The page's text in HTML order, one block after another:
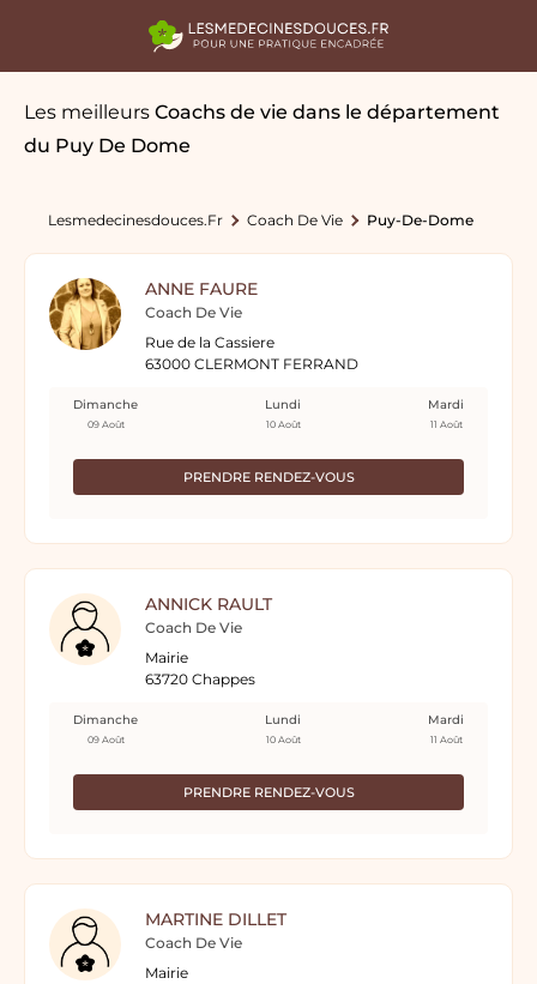
Les meilleurs Coachs de vie dans le département
du Puy De Dome
Lesmedecinesdouces.fr Coach De Vie Puy-De-Dome
ANNE FAURE
Coach De Vie
Rue de la Cassiere
63000 CLERMONT FERRAND
PRENDRE RENDEZ-VOUS
Dimanche
09 Août
Lundi
10 Août
Mardi
11 Août
ANNICK RAULT
Coach De Vie
Mairie
63720 Chappes
PRENDRE RENDEZ-VOUS
Dimanche
09 Août
Lundi
10 Août
Mardi
11 Août
MARTINE DILLET
Coach De Vie
Mairie